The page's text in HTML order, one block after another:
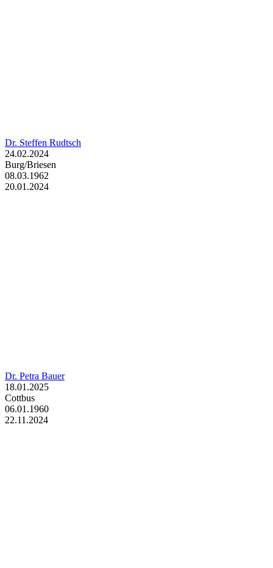
Dr. Steffen Rudtsch
24.02.2024
Burg/Briesen
08.03.1962
20.01.2024
Dr. Petra Bauer
18.01.2025
Cottbus
06.01.1960
22.11.2024